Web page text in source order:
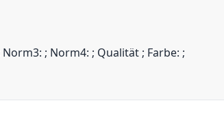
; Norm4: ; Qualität ; Farbe: ;